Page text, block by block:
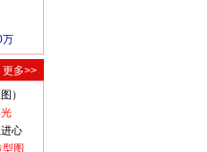
万
更多>>
）
心
图